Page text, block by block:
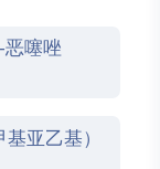
恶噻唑
亚乙基）